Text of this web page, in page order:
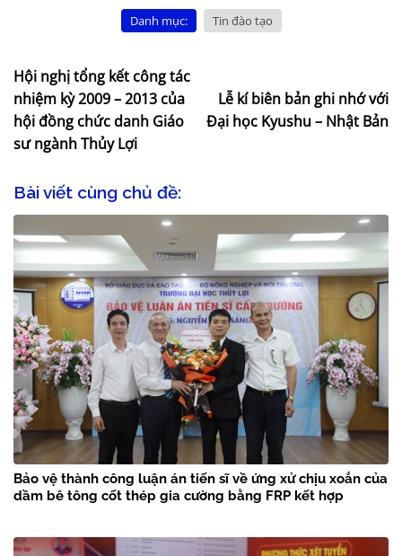
Danh mục: Tin đào tạo
Hội nghị tổng kết công tác
nhiệm kỳ 2009 – 2013 của
hội đồng chức danh Giáo
sư ngành Thủy Lợi
Lễ kí biên bản ghi nhớ với
Đại học Kyushu – Nhật Bản
Bài viết cùng chủ đề:
Bảo vệ thành công luận án tiến sĩ về ứng xử chịu xoắn của
dầm bê tông cốt thép gia cường bằng FRP kết hợp